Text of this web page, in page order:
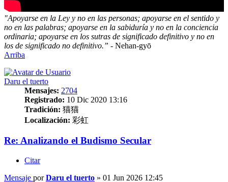
"Apoyarse en la Ley y no en las personas; apoyarse en el sentido y
no en las palabras; apoyarse en la sabiduría y no en la conciencia
ordinaria; apoyarse en los sutras de significado definitivo y no en
los de significado no definitivo.” - Nehan-gyō
Arriba
Daru el tuerto
Mensajes: 2704
Registrado: 10 Dic 2020 13:16
Tradición: 猫猫
Localización: 彩虹
Re: Analizando el Budismo Secular
Citar
Mensaje porDaru el tuerto » 01 Jun 2026 12:45